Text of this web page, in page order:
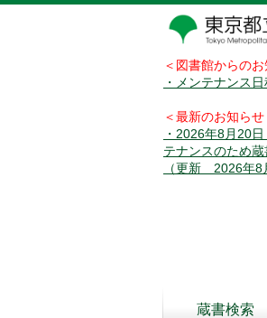
＜図書館からの
・メンテナンス
＜最新のお知らせ
・2026年8月20
テナンスのため
（更新 2026年8
蔵書検索